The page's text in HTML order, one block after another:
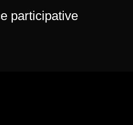
participative